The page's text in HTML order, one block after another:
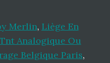
Merlin, Liège En
Tnt Analogique Ou
Belgique Paris,